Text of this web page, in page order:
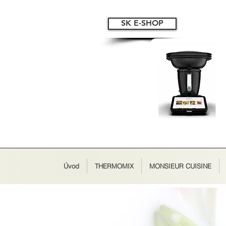
SK E-SHOP
Úvod THERMOMIX MONSIEUR CUISINE